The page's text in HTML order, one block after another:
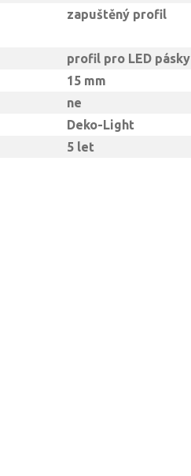
zapuštěný profil
profil pro LED pásky
15 mm
ne
Deko-Light
5 let